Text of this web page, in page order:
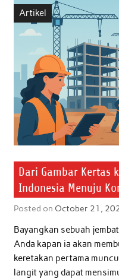
Artikel
Dari Gambar Kertas
Indonesia Menuju
Posted on October 21,
Bayangkan sebuah
Anda kapan ia akan
keretakan pertama
langit yang dapat